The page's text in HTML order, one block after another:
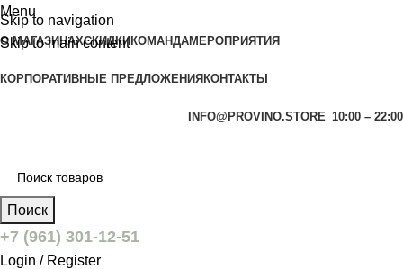
Skip to navigation
Skip to main content
Menu
О МАГАЗИНАХСКИДКИКОМАНДАМЕРОПРИЯТИЯ
КОРПОРАТИВНЫЕ ПРЕДЛОЖЕНИЯ КОНТАКТЫ
INFO@PROVINO.STORE 10:00 – 22:00
Поиск
+7 (961) 301-12-51
Login / Register